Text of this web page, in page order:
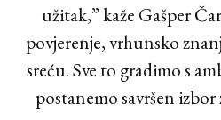
užitak,”kaže Gašper
povjerenje, vrhunsko
sreću. Sve to gradimo s
postanemo savršen